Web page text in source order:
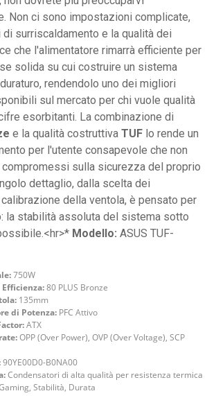
Non ci sono impostazioni complicate,
surriscaldamento e la qualità dei
che l'alimentatore rimarrà efficiente per
solida su cui costruire un sistema
rendendolo uno dei migliori
sul mercato per chi vuole qualità
esorbitanti. La combinazione di
e la qualità costruttiva TUF lo rende un
per l'utente consapevole che non
sulla sicurezza del proprio
dettaglio, dalla scelta dei
della ventola, è pensato per
la stabilità assoluta del sistema sotto
Modello: ASUS TUF-
750W
80 PLUS Bronze
135mm
di Potenza: PFC Attivo
ATX
OPP (Over Power), OVP (Over Voltage), SCP
90YE00D0-B0NA00
Condensatori di alta qualità per resistenza termica
Stabilità, Durata